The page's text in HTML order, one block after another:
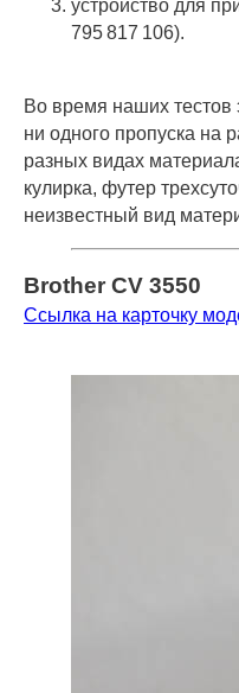
устройство для
795 817 106).
Во время наших тестов
ни одного пропуска на
разных видах
кулирка, футер
неизвестный вид
Brother CV 3550
Ссылка на карточку